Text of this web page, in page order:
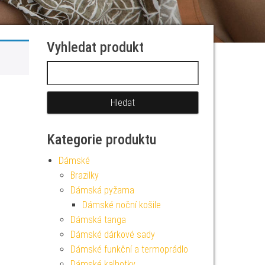
Vyhledat produkt
Kategorie produktu
Dámské
Brazilky
Dámská pyžama
Dámské noční košile
Dámská tanga
Dámské dárkové sady
Dámské funkční a termoprádlo